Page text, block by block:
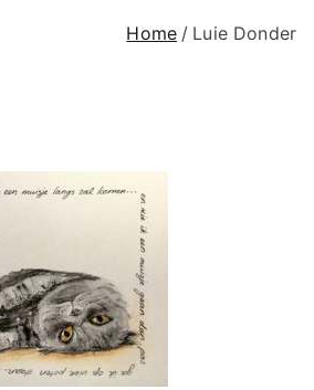
Home Luie Donder